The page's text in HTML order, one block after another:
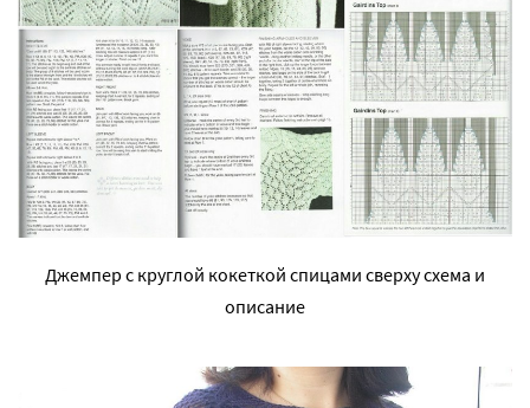
Джемпер с круглой кокеткой спицами сверху схема и
описание